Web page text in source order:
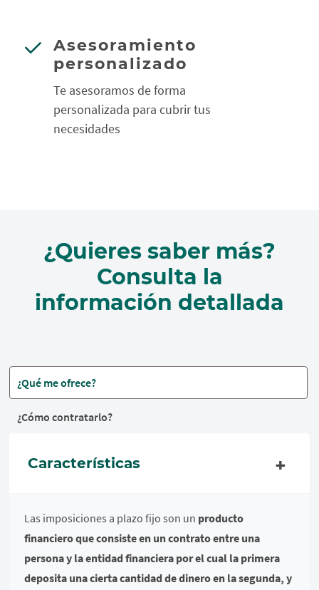
Asesoramiento
personalizado
Te asesoramos de forma
personalizada para cubrir tus
necesidades
¿Quieres saber más?
Consulta la
información detallada
¿Qué me ofrece?
¿Cómo contratarlo?
Características
Las imposiciones a plazo fijo son un producto
financiero que consiste en un contrato entre una
persona y la entidad financiera por el cual la primera
deposita una cierta cantidad de dinero en la segunda, y